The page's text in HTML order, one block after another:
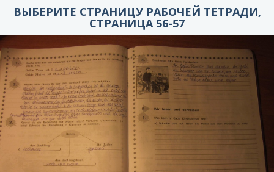
ВЫБЕРИТЕ СТРАНИЦУ РАБОЧЕЙ ТЕТРАДИ,
СТРАНИЦА 56-57